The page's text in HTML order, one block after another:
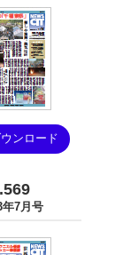
ンロード
年7月号